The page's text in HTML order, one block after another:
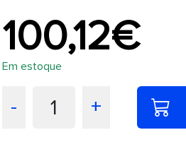
100,12€
Em estoque
- 1 +